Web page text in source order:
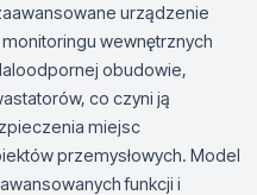
urządzenie
wewnętrznych
obudowie,
co czyni ją
miejsc
przemysłowych. Model
funkcji i